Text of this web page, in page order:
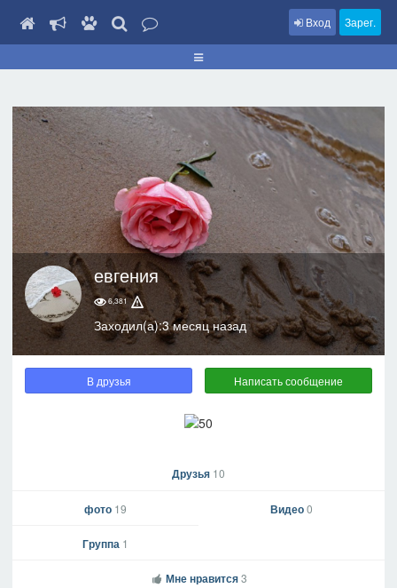
Вход Зарег.
евгения
6,381
Заходил(а):3 месяц назад
В друзья Написать сообщение
Друзья 10
фото 19 Видео0
Группа 1
Мне нравится 3